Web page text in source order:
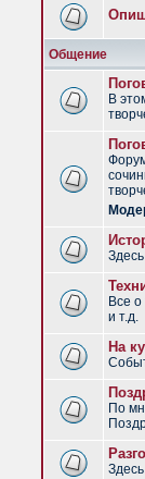
Общение
В
Все о
и т.д.
На
По